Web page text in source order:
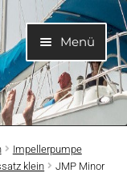
Menü
Impellerpumpe
klein
JMP Minor